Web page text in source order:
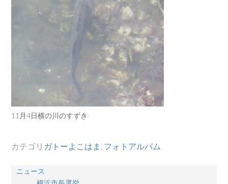
11月4日横の川のすずき
カテゴリ ガトーよこはま フォトアルバム
ニュース